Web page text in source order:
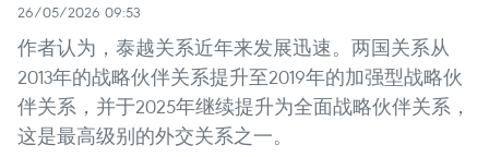
26/05/2026 09:53
作者认为，泰越关系近年来发展迅速。两国关系从
2013年的战略伙伴关系提升至2019年的加强型战略伙
伴关系，并于2025年继续提升为全面战略伙伴关系，
这是最高级别的外交关系之一。